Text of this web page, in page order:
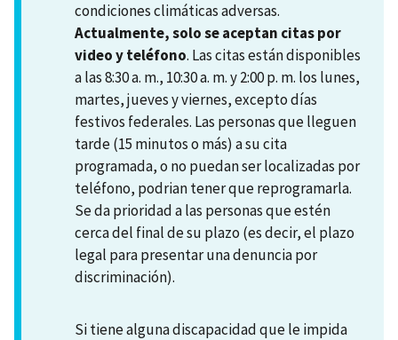
condiciones climáticas adversas.
Actualmente, solo se aceptan citas por
video y teléfono. Las citas están disponibles
a las 8:30 a. m., 10:30 a. m. y 2:00 p. m. los lunes,
martes, jueves y viernes, excepto días
festivos federales. Las personas que lleguen
tarde (15 minutos o más) a su cita
programada, o no puedan ser localizadas por
teléfono, podrian tener que reprogramarla.
Se da prioridad a las personas que estén
cerca del final de su plazo (es decir, el plazo
legal para presentar una denuncia por
discriminación).
Si tiene alguna discapacidad que le impida